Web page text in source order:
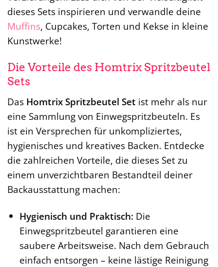
dieses Sets inspirieren und verwandle deine
Muffins, Cupcakes, Torten und Kekse in kleine
Kunstwerke!
Die Vorteile des Homtrix Spritzbeutel
Sets
Das Homtrix Spritzbeutel Set ist mehr als nur
eine Sammlung von Einwegspritzbeuteln. Es
ist ein Versprechen für unkompliziertes,
hygienisches und kreatives Backen. Entdecke
die zahlreichen Vorteile, die dieses Set zu
einem unverzichtbaren Bestandteil deiner
Backausstattung machen:
Hygienisch und Praktisch: Die
Einwegspritzbeutel garantieren eine
saubere Arbeitsweise. Nach dem Gebrauch
einfach entsorgen – keine lästige Reinigung